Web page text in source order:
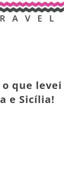
que levei
e Sicília!